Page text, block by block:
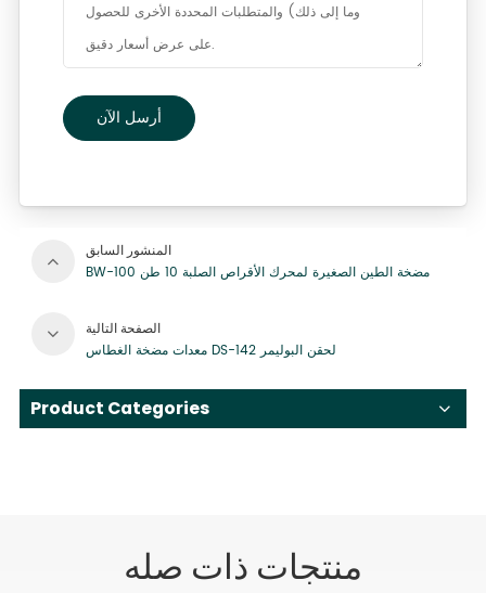
أرسل الآن
المنشور السابق
BW-100 مضخة الطين الصغيرة لمحرك الأقراص الصلبة 10 طن
الصفحة التالية
معدات مضخة الغطاس DS-142 لحقن البوليمر
Product Categories
منتجات ذات صله